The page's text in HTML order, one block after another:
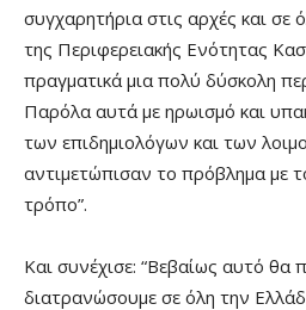
συγχαρητήρια στις αρχές και σε
της Περιφερειακής Ενότητας
πραγματικά μια πολύ δύσκολη
Παρόλα αυτά με ηρωισμό και
των επιδημιολόγων και των
αντιμετώπισαν το πρόβλημα με
τρόπο”.
Και συνέχισε: “Βεβαίως αυτό θα
διατρανώσουμε σε όλη την